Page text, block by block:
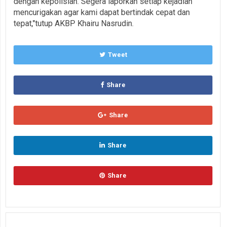
mencurigakan agar kami dapat bertindak cepat dan
tepat,"tutup AKBP Khairu Nasrudin.
Tweet
Share
Share
Share
Share